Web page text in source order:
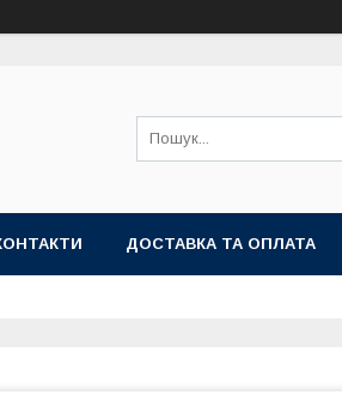
ДОСТАВКА ТА ОПЛАТА